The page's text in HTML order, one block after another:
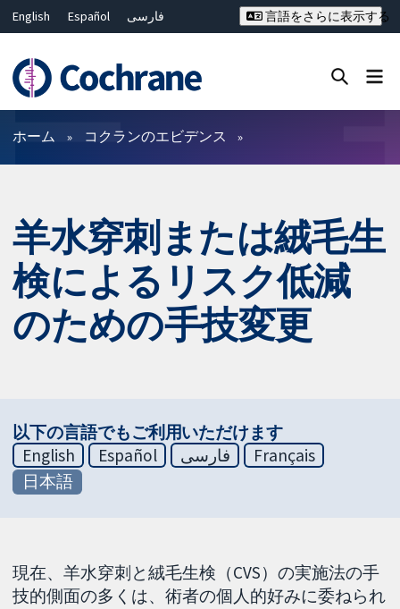
English Español
فارسی
Deutsch
Bahasa Malaysia
ไทย
繁體中文
简体中文
言語をさらに表示する
フィルター
ホーム コクランのエビデンス
羊水穿刺または絨毛生
検によるリスク低減
のための手技変更
以下の言語でもご利用いただけます
English
Español فارسی
Français
日本語
現在、羊水穿刺と絨毛生検（CVS）の実施法の手
技的側面の多くは、術者の個人的好みに委ねられ